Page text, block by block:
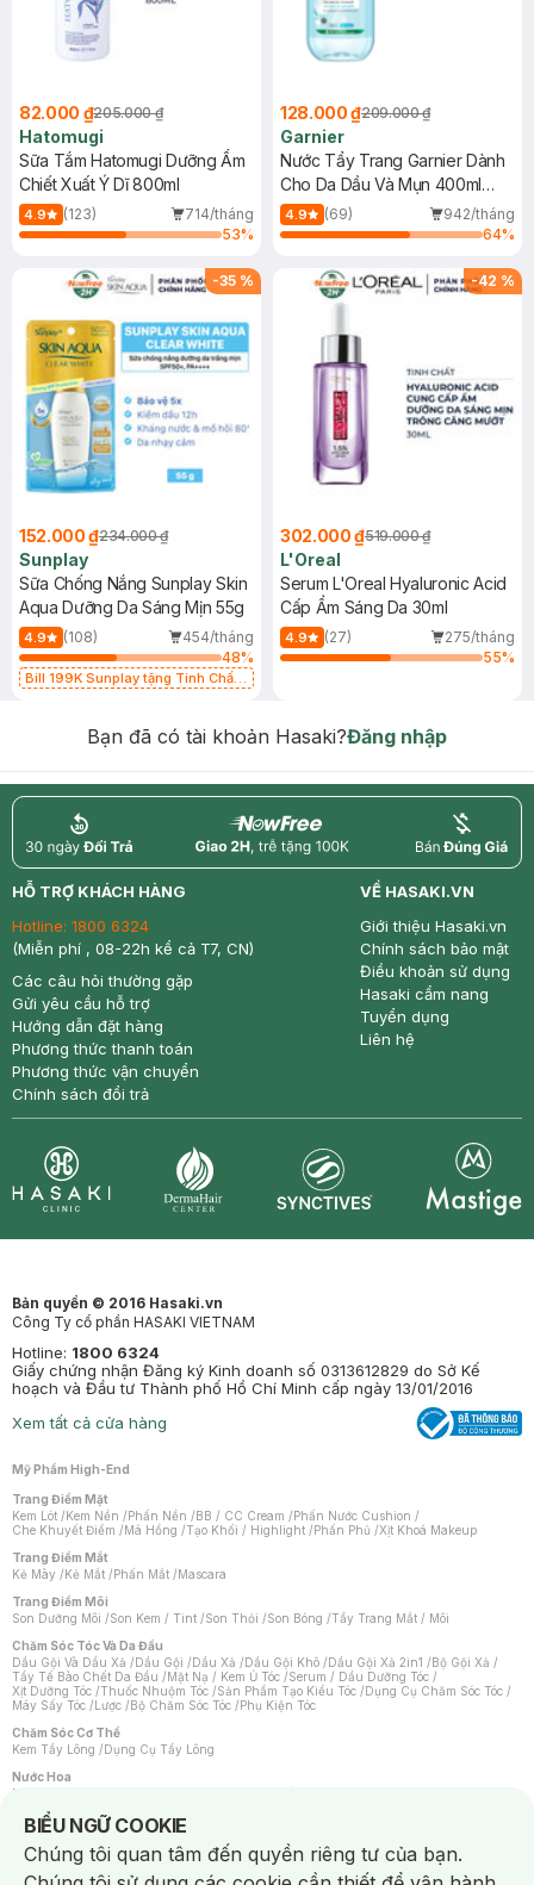
82.000 ₫205.000 ₫
Hatomugi
Sữa Tắm Hatomugi Dưỡng Ẩm
Chiết Xuất Ý Dĩ 800ml
4.9 (123)
714/tháng
53%
128.000 ₫209.000 ₫
Garnier
Nước Tẩy Trang Garnier Dành
Cho Da Dầu Và Mụn 400ml
(Mới)
4.9 (69)
942/tháng
64%
-35 %
152.000 ₫234.000 ₫
Sunplay
Sữa Chống Nắng Sunplay Skin
Aqua Dưỡng Da Sáng Mịn 55g
4.9 (108)
454/tháng
48%
Bill 199K Sunplay tặng Tinh Chất
-42 %
302.000 ₫519.000 ₫
L'Oreal
Serum L'Oreal Hyaluronic Acid
Cấp Ẩm Sáng Da 30ml
4.9 (27)
275/tháng
55%
Bạn đã có tài khoản Hasaki?Đăng nhập
return nowfree price
HỖ TRỢ KHÁCH HÀNG
Hotline: 1800 6324
(Miễn phí , 08-22h kể cả T7, CN)
Các câu hỏi thường gặp
Gửi yêu cầu hỗ trợ
Hướng dẫn đặt hàng
Phương thức thanh toán
Phương thức vận chuyển
Chính sách đổi trả
VỀ HASAKI.VN
Giới thiệu Hasaki.vn
Chính sách bảo mật
Điều khoản sử dụng
Hasaki cẩm nang
Tuyển dụng
Liên hệ
Bản quyền © 2016 Hasaki.vn
Công Ty cổ phần HASAKI VIETNAM
Hotline: 1800 6324
Giấy chứng nhận Đăng ký Kinh doanh số 0313612829 do Sở Kế
hoạch và Đầu tư Thành phố Hồ Chí Minh cấp ngày 13/01/2016
Xem tất cả cửa hàng
Mỹ Phẩm High-End
Trang Điểm Mặt
Kem Lót /Kem Nền /Phấn Nền /BB / CC Cream /Phấn Nước Cushion /
Che Khuyết Điểm /Má Hồng /Tạo Khối / Highlight /Phấn Phủ /Xịt Khoá Makeup
Trang Điểm Mắt
Kẻ Mày /Kẻ Mắt /Phấn Mắt /Mascara
Trang Điểm Môi
Son Dưỡng Môi /Son Kem / Tint /Son Thỏi /Son Bóng /Tẩy Trang Mắt / Môi
Chăm Sóc Tóc Và Da Đầu
Dầu Gội Và Dầu Xả /Dầu Gội /Dầu Xả /Dầu Gội Khô /Dầu Gội Xả 2in1 /Bộ Gội Xả /
Tẩy Tế Bào Chết Da Đầu /Mặt Nạ / Kem Ủ Tóc /Serum / Dầu Dưỡng Tóc /
Xịt Dưỡng Tóc /Thuốc Nhuộm Tóc /Sản Phẩm Tạo Kiểu Tóc /Dụng Cụ Chăm Sóc Tóc /
Máy Sấy Tóc /Lược /Bộ Chăm Sóc Tóc /Phụ Kiện Tóc
Chăm Sóc Cơ Thể
Kem Tẩy Lông /Dụng Cụ Tẩy Lông
Nước Hoa
Nước Hoa Nữ
Chăm Sóc Cá Nhân
Chống Muỗi /Khẩu Trang /Máy Massage/Mặt Nạ Xông Hơi /Nước Rửa Tay/
Sản Phẩm Chăm Sóc Khác /Bàn Chải Đánh Răng /Bàn Chải Điện/
Hỗ Trợ Trắng Răng/Kem Đánh Răng /Máy Tăm Nước/ Nước Súc Miệng/
BIỂU NGỮ COOKIE
Notice about cookies usage
Chúng tôi quan tâm đến quyền riêng tư của bạn.